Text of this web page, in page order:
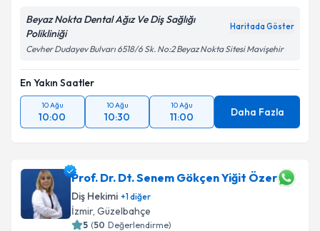
kapsamda işlenmesini kabul ediyorum.
Takvim Talebini Gönder
Beyaz Nokta Dental Ağız Ve Diş Sağlığı
Polikliniği
Haritada Göster
Cevher Dudayev Bulvarı 6518/6 Sk. No:2 Beyaz Nokta Sitesi Mavişehir
En Yakın Saatler
10 Ağu
10:00
10 Ağu
10:30
10 Ağu
11:00 Daha Fazla
Prof. Dr. Dt. Senem Gökçen Yiğit Özer
Diş Hekimi +1diğer
İzmir, Güzelbahçe
5 (50 Değerlendirme)